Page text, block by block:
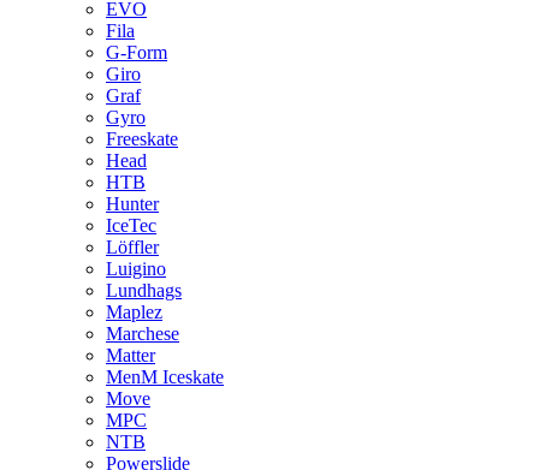
EVO
Fila
G-Form
Giro
Graf
Gyro
Freeskate
Head
HTB
Hunter
IceTec
Löffler
Luigino
Lundhags
Maplez
Marchese
Matter
MenM Iceskate
Move
MPC
NTB
Powerslide